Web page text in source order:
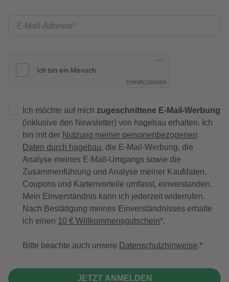
E-Mail-Adresse
Friendly Captcha
Ich möchte auf mich zugeschnittene E-Mail-Werbung
(inklusive den Newsletter) von hagebau erhalten. Ich
bin mit der Nutzung meiner personenbezogenen
Daten durch hagebau, die E-Mail-Werbung, die
Analyse meines E-Mail-Umgangs sowie die
Zusammenführung und Analyse meiner Kaufdaten,
Coupons und Kartenvorteile umfasst, einverstanden.
Mein Einverständnis kann ich jederzeit widerrufen.
Nach Bestätigung meines Einverständnisses erhalte
ich einen 10 € Willkommensgutschein*.
Bitte beachte auch unsere Datenschutzhinweise.
JETZT ANMELDEN